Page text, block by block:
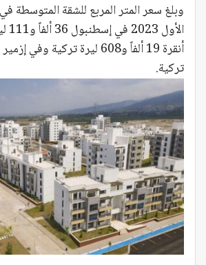
وبلغ سعر المتر المربع للشقة المتوسطة
تركية.